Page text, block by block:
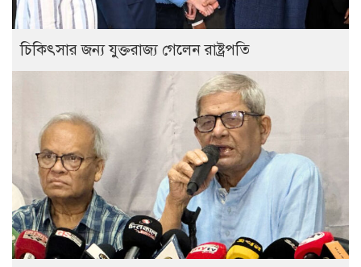
চিকিৎসার জন্য যুক্তরাজ্য গেলেন রাষ্ট্রপতি